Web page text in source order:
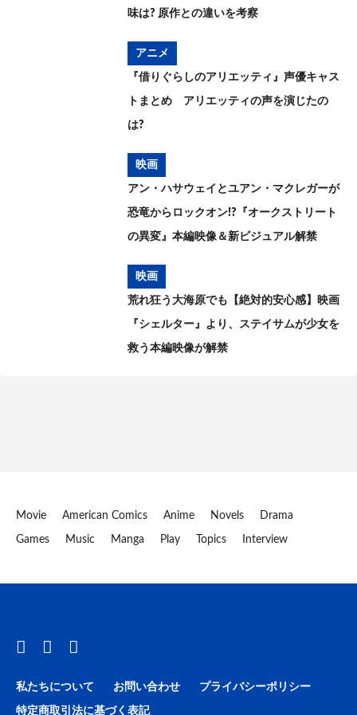
味は? 原作との違いを考察
アニメ
『借りぐらしのアリエッティ』声優キャス
トまとめ アリエッティの声を演じたの
は?
映画
アン・ハサウェイとユアン・マクレガーが
恐竜からロックオン!?『オークストリート
の異変』本編映像＆新ビジュアル解禁
映画
荒れ狂う大海原でも【絶対的安心感】映画
『シェルター』より、ステイサムが少女を
救う本編映像が解禁
Movie American Comics Anime Novels Drama
Games Music Manga Play Topics Interview
私たちについて お問い合わせ プライバシーポリシー
特定商取引法に基づく表記